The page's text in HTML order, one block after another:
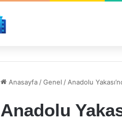
Anasayfa /Genel / Anadolu
Anadolu